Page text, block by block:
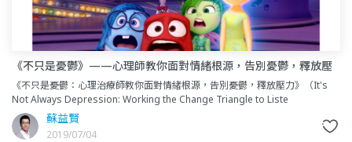
《不只是憂鬱》——心理師教你面對情緒根源，告別憂鬱，釋放壓
力
《不只是憂鬱：心理治療師教你面對情緒根源，告別憂鬱，釋放壓力》（It's
Not Always Depression: Working the Change Triangle to Liste
蘇益賢
2019/07/04